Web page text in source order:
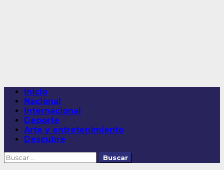
Menú
principal
Inicio
Nacional
Internacional
Deporte
Arte y entretenimiento
Descubre
Buscar: